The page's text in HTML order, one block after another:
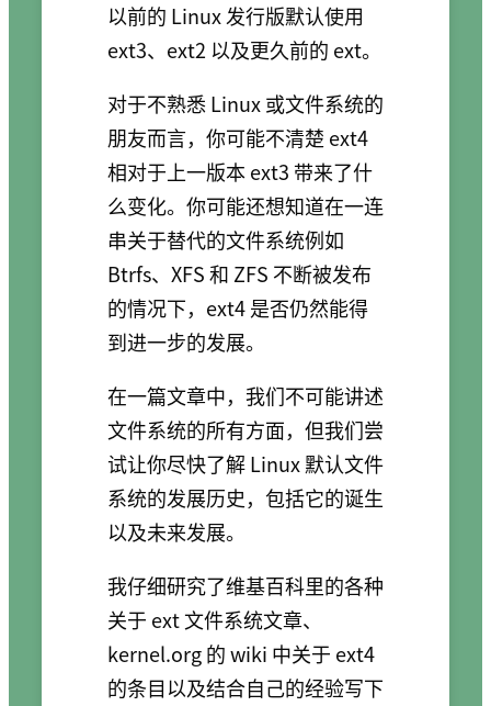
以前的 Linux 发行版默认使用
ext3、ext2 以及更久前的 ext。
对于不熟悉 Linux 或文件系统的
朋友而言，你可能不清楚 ext4
相对于上一版本 ext3 带来了什
么变化。你可能还想知道在一连
串关于替代的文件系统例如
Btrfs、XFS 和 ZFS 不断被发布
的情况下，ext4 是否仍然能得
到进一步的发展。
在一篇文章中，我们不可能讲述
文件系统的所有方面，但我们尝
试让你尽快了解 Linux 默认文件
系统的发展历史，包括它的诞生
以及未来发展。
我仔细研究了维基百科里的各种
关于 ext 文件系统文章、
kernel.org 的 wiki 中关于 ext4
的条目以及结合自己的经验写下